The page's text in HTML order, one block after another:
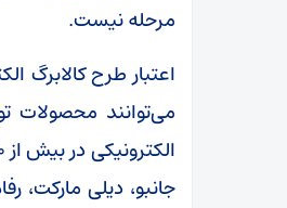
مرحله نیست.
می‌توانند محصولات
جانبو، دیلی مارکت،